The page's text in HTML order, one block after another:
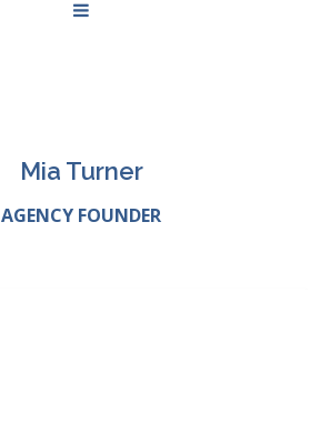
Mia Turner
AGENCY FOUNDER